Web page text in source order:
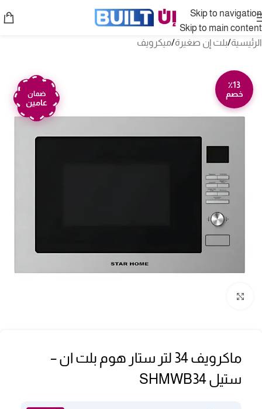
Skip to navigation
Skip to main content
الرئيسية/بلت إن صغيرة/ميكرويف
٪13
خصم
ضمان
عامين
ماكرويف 34 لتر ستار هوم بلت ان –
ستيل SHMWB34